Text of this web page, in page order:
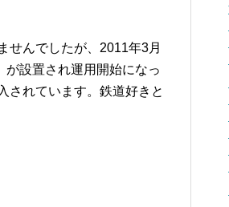
せんでしたが、2011年3月
設置され運用開始になっ
れています。 鉄道好きと